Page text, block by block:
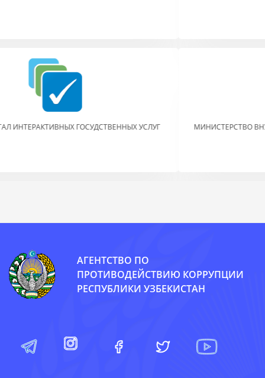
МИНИСТЕРСТВО ВНУТРЕННИХ ДЕЛ РЕСПУБЛИКИ УЗБЕКИСТАН
АГЕНТСТВО ПО
ПРОТИВОДЕЙСТВИЮ КОРРУПЦИИ
РЕСПУБЛИКИ УЗБЕКИСТАН